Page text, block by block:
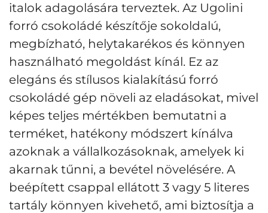
italok adagolására terveztek. Az Ugolini
forró csokoládé készítője sokoldalú,
megbízható, helytakarékos és könnyen
használható megoldást kínál. Ez az
elegáns és stílusos kialakítású forró
csokoládé gép növeli az eladásokat, mivel
képes teljes mértékben bemutatni a
terméket, hatékony módszert kínálva
azoknak a vállalkozásoknak, amelyek ki
akarnak tűnni, a bevétel növelésére. A
beépített csappal ellátott 3 vagy 5 literes
tartály könnyen kivehető, ami biztosítja a